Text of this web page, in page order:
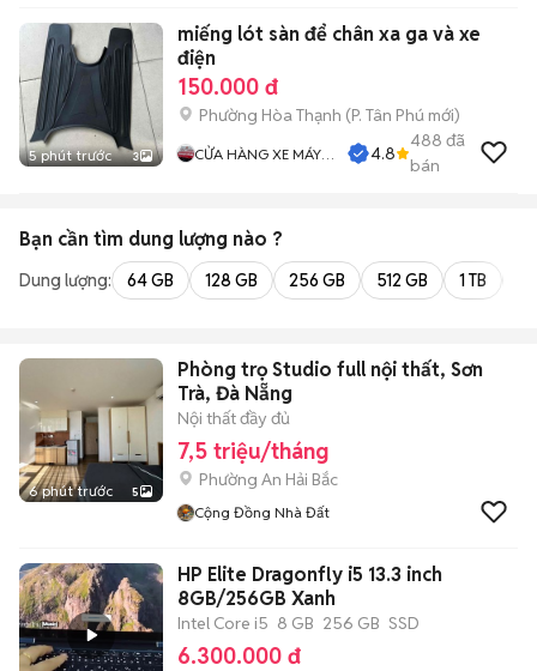
5 phút trước 3
miếng lót sàn để chân xa ga và xe
điện
150.000 đ
Phường Hòa Thạnh (P. Tân Phú mới)
CỬA HÀNG XE MÁY
4.8
488 đã
bán
Bạn cần tìm dung lượng nào ?
Dung lượng: 64 GB 128 GB 256 GB 512 GB 1 TB
6 phút trước 5
Phòng trọ Studio full nội thất, Sơn
Trà, Đà Nẵng
Nội thất đầy đủ
7,5 triệu/tháng
Phường An Hải Bắc
Cộng Đồng Nhà Đất
HP Elite Dragonfly i5 13.3 inch
8GB/256GB Xanh
Intel Core i5 8 GB 256 GB SSD
6.300.000 đ